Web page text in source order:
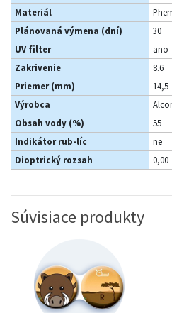
Materiál
Plánovaná výmena (dní)
30
UV filter
ano
Zakrivenie
8.6
Priemer (mm)
14,5
Výrobca
Obsah vody (%)
55
Indikátor rub-líc
ne
Dioptrický rozsah
0,00
Súvisiace produkty